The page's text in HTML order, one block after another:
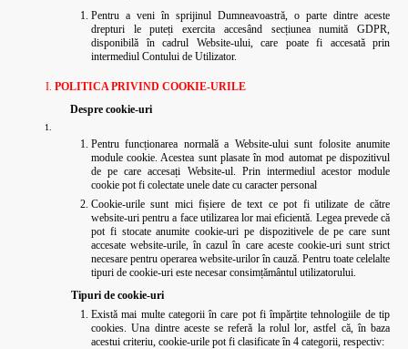
Pentru a veni în sprijinul Dumneavoastră, o parte dintre aceste
drepturi le puteți exercita accesând secțiunea numită GDPR,
disponibilă în cadrul Website-ului, care poate fi accesată prin
intermediul Contului de Utilizator.
POLITICA PRIVIND COOKIE-URILE
Despre cookie-uri
Pentru funcționarea normală a Website-ului sunt folosite anumite
module cookie. Acestea sunt plasate în mod automat pe dispozitivul
de pe care accesați Website-ul. Prin intermediul acestor module
cookie pot fi colectate unele date cu caracter personal
Cookie-urile sunt mici fișiere de text ce pot fi utilizate de către
website-uri pentru a face utilizarea lor mai eficientă. Legea prevede că
pot fi stocate anumite cookie-uri pe dispozitivele de pe care sunt
accesate website-urile, în cazul în care aceste cookie-uri sunt strict
necesare pentru operarea website-urilor în cauză. Pentru toate celelalte
tipuri de cookie-uri este necesar consimțământul utilizatorului.
Tipuri de cookie-uri
Există mai multe categorii în care pot fi împărțite tehnologiile de tip
cookies. Una dintre aceste se referă la rolul lor, astfel că, în baza
acestui criteriu, cookie-urile pot fi clasificate în 4 categorii, respectiv: